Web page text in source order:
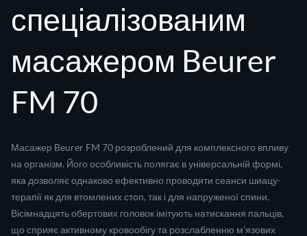
спеціалізованим
масажером Beurer
FM 70
Масажер Beurer FM 70 розроблений для комплексного впливу
на організм. Його особливість полягає в універсальній формі,
яка дозволяє однаково ефективно проводити сеанси шиацу-
терапії як для втомлених стоп, так і для напруженої спини.
Вісімнадцять обертових головок імітують натискання пальців,
що сприяє активному кровообігу та розслабленню м'язових